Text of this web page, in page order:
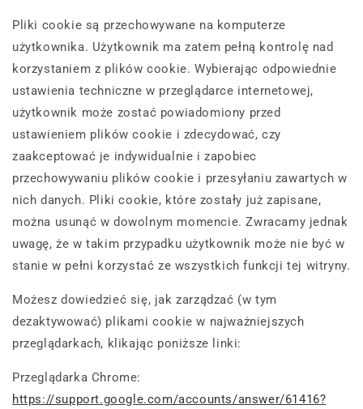
Pliki cookie są przechowywane na komputerze
użytkownika. Użytkownik ma zatem pełną kontrolę nad
korzystaniem z plików cookie. Wybierając odpowiednie
ustawienia techniczne w przeglądarce internetowej,
użytkownik może zostać powiadomiony przed
ustawieniem plików cookie i zdecydować, czy
zaakceptować je indywidualnie i zapobiec
przechowywaniu plików cookie i przesyłaniu zawartych w
nich danych. Pliki cookie, które zostały już zapisane,
można usunąć w dowolnym momencie. Zwracamy jednak
uwagę, że w takim przypadku użytkownik może nie być w
stanie w pełni korzystać ze wszystkich funkcji tej witryny.
Możesz dowiedzieć się, jak zarządzać (w tym
dezaktywować) plikami cookie w najważniejszych
przeglądarkach, klikając poniższe linki:
Przeglądarka Chrome:
https://support.google.com/accounts/answer/61416?